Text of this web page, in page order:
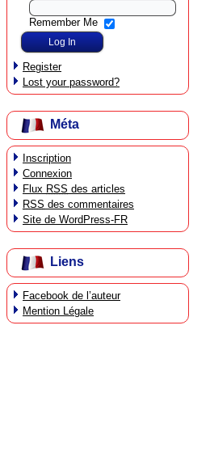
Remember Me
Register
Lost your password?
Méta
Inscription
Connexion
Flux RSS des articles
RSS des commentaires
Site de WordPress-FR
Liens
Facebook de l’auteur
Mention Légale